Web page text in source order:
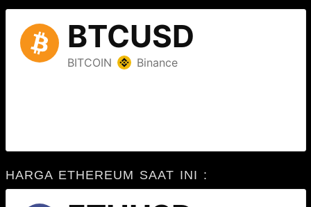
HARGA ETHEREUM SAAT INI :